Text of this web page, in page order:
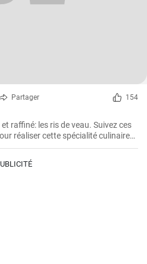
Partager 154
raffiné: les ris de veau. Suivez ces
réaliser cette spécialité culinaire
délicate et leur goût savoureux